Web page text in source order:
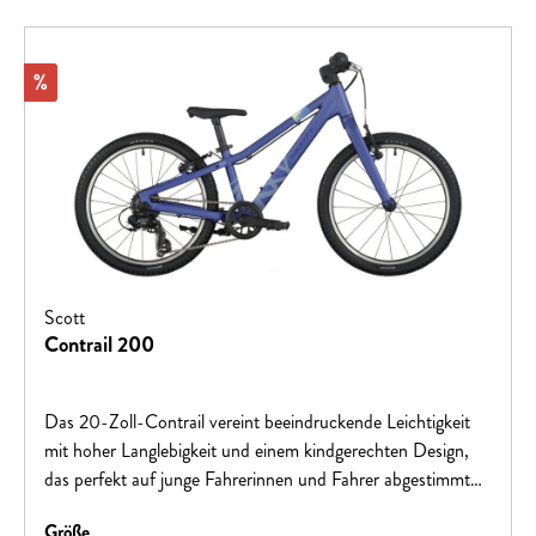
Rabatt
%
Scott
Contrail 200
Das 20-Zoll-Contrail vereint beeindruckende Leichtigkeit
mit hoher Langlebigkeit und einem kindgerechten Design,
das perfekt auf junge Fahrerinnen und Fahrer abgestimmt